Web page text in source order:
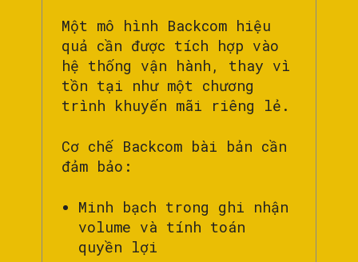
Một mô hình Backcom hiệu
quả cần được tích hợp vào
hệ thống vận hành, thay vì
tồn tại như một chương
trình khuyến mãi riêng lẻ.
Cơ chế Backcom bài bản cần
đảm bảo:
Minh bạch trong ghi nhận
volume và tính toán
quyền lợi